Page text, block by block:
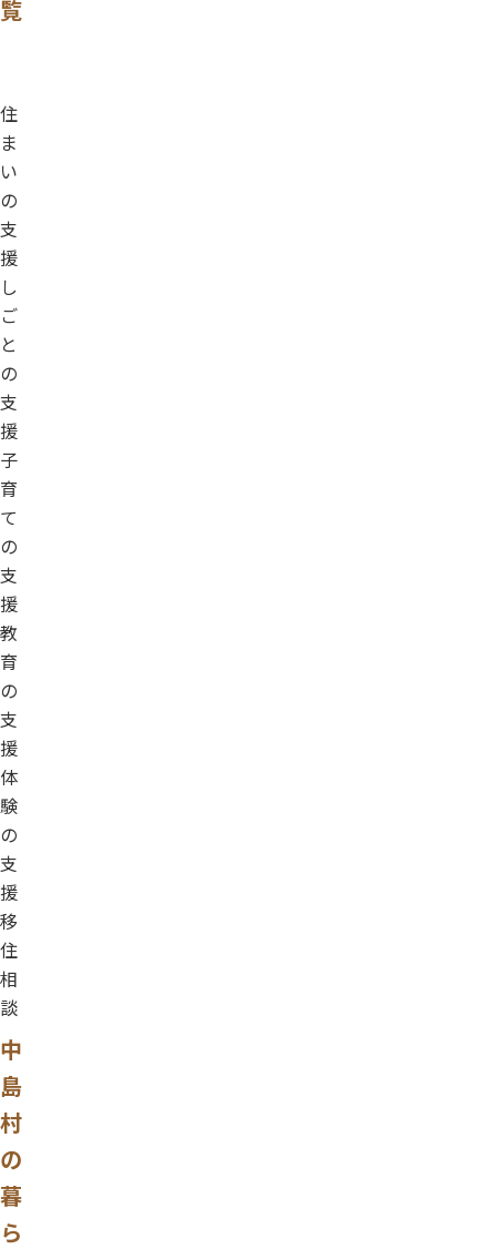
覧
住
ま
い
の
支
援
し
ご
と
の
支
援
子
育
て
の
支
援
教
育
の
支
援
体
験
の
支
援
移
住
相
談
中
島
村
の
暮
ら